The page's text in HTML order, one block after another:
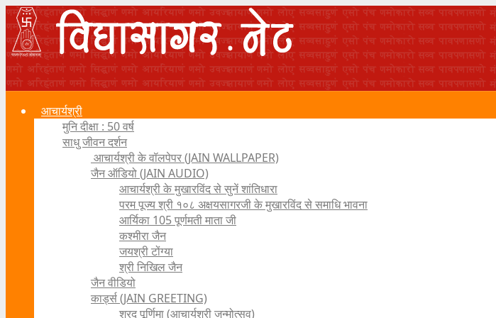
आचार्यश्री
मुनि दीक्षा : 50 वर्ष
साधु जीवन दर्शन
आचार्यश्री के वॉलपेपर (JAIN WALLPAPER)
जैन ऑडियो (JAIN AUDIO)
आचार्यश्री के मुखारविंद से सुनें शांतिधारा
परम पूज्य श्री १०८ अक्षयसागरजी के मुखारविंद से समाधि भावना
आर्यिका 105 पूर्णमती माता जी
कश्मीरा जैन
जयश्री टोंग्या
श्री निखिल जैन
जैन वीडियो
कार्ड्स (JAIN GREETING)
शरद पूर्णिमा (आचार्यश्री जन्मोत्सव)